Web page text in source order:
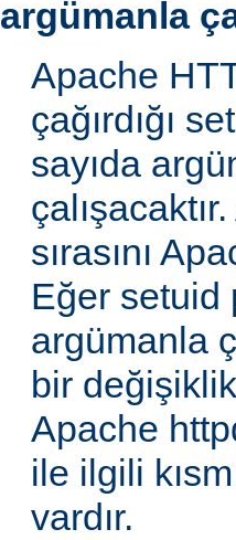
argümanla
Apache
çağırdığı
sayıda
sırasını
Eğer setuid
argümanla
bir
Apache
ile ilgili
vardır.